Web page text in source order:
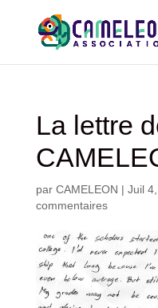
La lettre
par CAMELEON | Juil
commentaires